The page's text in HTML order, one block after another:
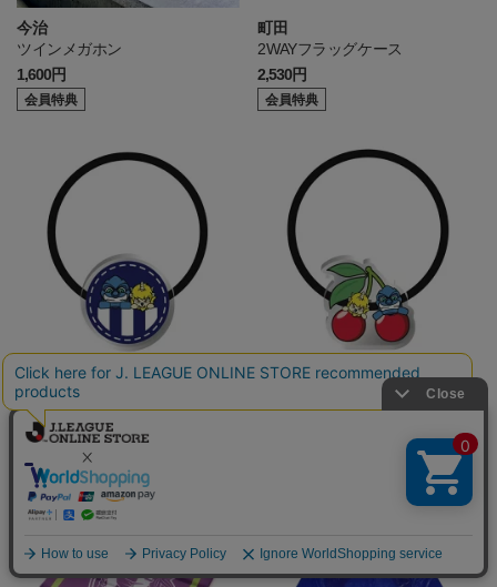
今治
ツインメガホン
1,600円
会員特典
町田
2WAYフラッグケース
2,530円
会員特典
山形
MY25_ヘアゴムB
990円
山形